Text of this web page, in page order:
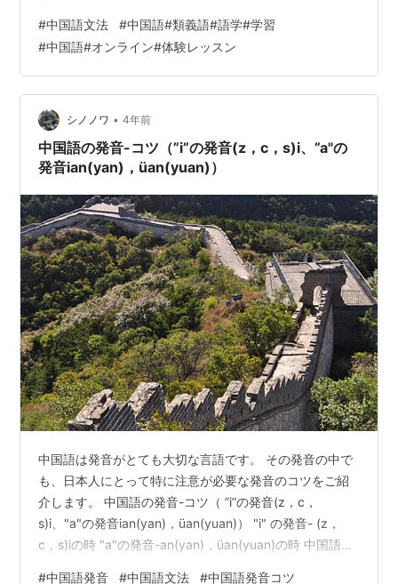
復疑問文とは、動詞や形容詞の肯定表現と否定表現を一
回ずつ並べる疑問文です。 「あなたは行きますか？行き
ませんか？」のように聞きます。それに対する答え方
は、「行きます。」や「行きません。」と答えます。 中
国語の疑問文で使うことのある”吗“は使いません。 中国
語の疑問文…
#中国語文法 #中国語#類義語#語学#学習
#中国語#オンライン#体験レッスン
シノノワ • 4年前
中国語の発音-コツ（”i”の発音(z，c，s)i、”a"の
発音ian(yan)，üan(yuan)）
中国語は発音がとても大切な言語です。 その発音の中で
も、日本人にとって特に注意が必要な発音のコツをご紹
介します。 中国語の発音-コツ（ ”i”の発音(z，c，
s)i、"a"の発音ian(yan)，üan(yuan)） "i" の発音- (z，
c，s)iの時 "a"の発音-an(yan)，üan(yuan)の時 中国語の
#中国語発音 #中国語文法 #中国語発音コツ